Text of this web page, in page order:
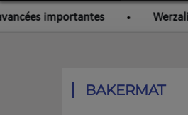
Werzalit
BAKERMAT